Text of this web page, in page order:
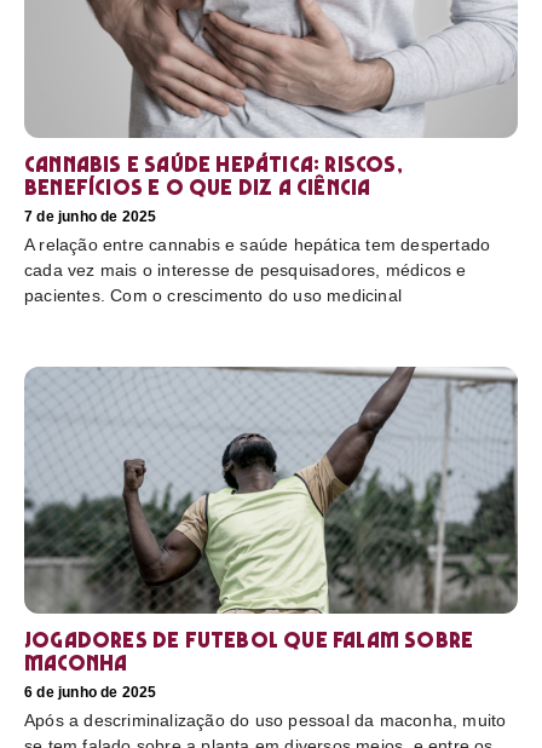
Cannabis e saúde hepática: riscos,
benefícios e o que diz a ciência
7 de junho de 2025
A relação entre cannabis e saúde hepática tem despertado
cada vez mais o interesse de pesquisadores, médicos e
pacientes. Com o crescimento do uso medicinal
Jogadores de futebol que falam sobre
maconha
6 de junho de 2025
Após a descriminalização do uso pessoal da maconha, muito